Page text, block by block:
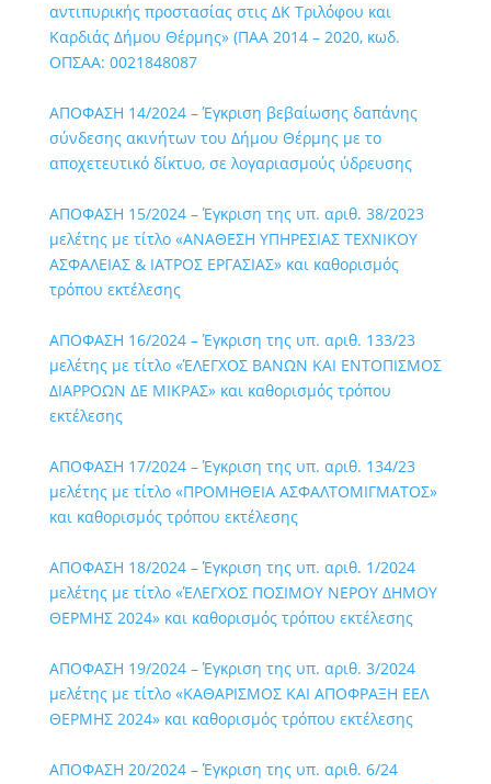
αντιπυρικής προστασίας στις ΔΚ Τριλόφου και
Καρδιάς Δήμου Θέρμης» (ΠΑΑ 2014 – 2020, κωδ.
ΟΠΣΑΑ: 0021848087
ΑΠΟΦΑΣΗ 14/2024 – Έγκριση βεβαίωσης δαπάνης
σύνδεσης ακινήτων του Δήμου Θέρμης με το
αποχετευτικό δίκτυο, σε λογαριασμούς ύδρευσης
ΑΠΟΦΑΣΗ 15/2024 – Έγκριση της υπ. αριθ. 38/2023
μελέτης με τίτλο «ΑΝΑΘΕΣΗ ΥΠΗΡΕΣΙΑΣ ΤΕΧΝΙΚΟΥ
ΑΣΦΑΛΕΙΑΣ & ΙΑΤΡΟΣ ΕΡΓΑΣΙΑΣ» και καθορισμός
τρόπου εκτέλεσης
ΑΠΟΦΑΣΗ 16/2024 – Έγκριση της υπ. αριθ. 133/23
μελέτης με τίτλο «ΈΛΕΓΧΟΣ ΒΑΝΩΝ ΚΑΙ ΕΝΤΟΠΙΣΜΟΣ
ΔΙΑΡΡΟΩΝ ΔΕ ΜΙΚΡΑΣ» και καθορισμός τρόπου
εκτέλεσης
ΑΠΟΦΑΣΗ 17/2024 – Έγκριση της υπ. αριθ. 134/23
μελέτης με τίτλο «ΠΡΟΜΗΘΕΙΑ ΑΣΦΑΛΤΟΜΙΓΜΑΤΟΣ»
και καθορισμός τρόπου εκτέλεσης
ΑΠΟΦΑΣΗ 18/2024 – Έγκριση της υπ. αριθ. 1/2024
μελέτης με τίτλο «ΈΛΕΓΧΟΣ ΠΟΣΙΜΟΥ ΝΕΡΟΥ ΔΗΜΟΥ
ΘΕΡΜΗΣ 2024» και καθορισμός τρόπου εκτέλεσης
ΑΠΟΦΑΣΗ 19/2024 – Έγκριση της υπ. αριθ. 3/2024
μελέτης με τίτλο «ΚΑΘΑΡΙΣΜΟΣ ΚΑΙ ΑΠΟΦΡΑΞΗ ΕΕΛ
ΘΕΡΜΗΣ 2024» και καθορισμός τρόπου εκτέλεσης
ΑΠΟΦΑΣΗ 20/2024 – Έγκριση της υπ. αριθ. 6/24